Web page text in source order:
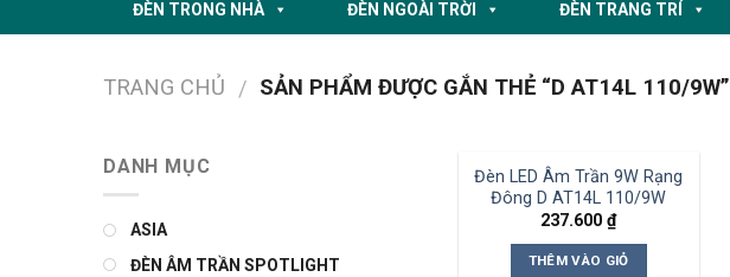
ĐÈN TRONG NHÀ ĐÈN NGOÀI TRỜI ĐÈN TRANG TRÍ
TRANG CHỦ / SẢN PHẨM ĐƯỢC GẮN THẺ “D AT14L 110/9W”
DANH MỤC
ASIA
ĐÈN ÂM TRẦN SPOTLIGHT
Đèn LED Âm Trần 9W Rạng
Đông D AT14L 110/9W
237.600₫
THÊM VÀO GIỎ